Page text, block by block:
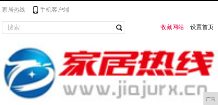
家居热线 手机客户端
收藏网站 设置首页
广告